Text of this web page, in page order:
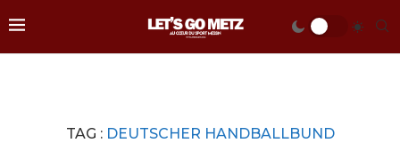
TAG : DEUTSCHER HANDBALLBUND